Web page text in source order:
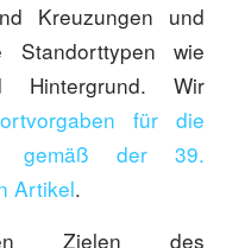
Kreuzungen und
Standorttypen wie
Hintergrund. Wir
für die
gemäß der 39.
Artikel.
Zielen des